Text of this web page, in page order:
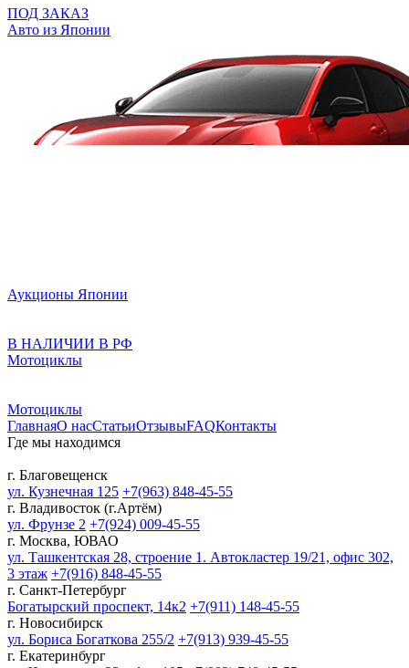
ПОД ЗАКАЗ
Авто из Японии
Аукционы Японии
В НАЛИЧИИ В РФ
Мотоциклы
Мотоциклы
ГлавнаяО насСтатьиОтзывыFAQКонтакты
Где мы находимся
г. Благовещенск
ул. Кузнечная 125 +7(963) 848-45-55
г. Владивосток (г.Артём)
ул. Фрунзе 2 +7(924) 009-45-55
г. Москва, ЮВАО
ул. Ташкентская 28, строение 1. Автокластер 19/21, офис 302,
3 этаж +7(916) 848-45-55
г. Санкт-Петербург
Богатырский проспект, 14к2 +7(911) 148-45-55
г. Новосибирск
ул. Бориса Богаткова 255/2 +7(913) 939-45-55
г. Екатеринбург